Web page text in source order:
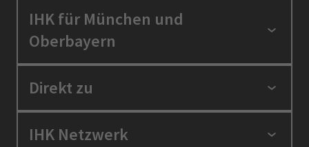
IHK für München und
Oberbayern
Standortpolitik
Berufszugang
Direkt zu
Positionen
IHK Netzwerk